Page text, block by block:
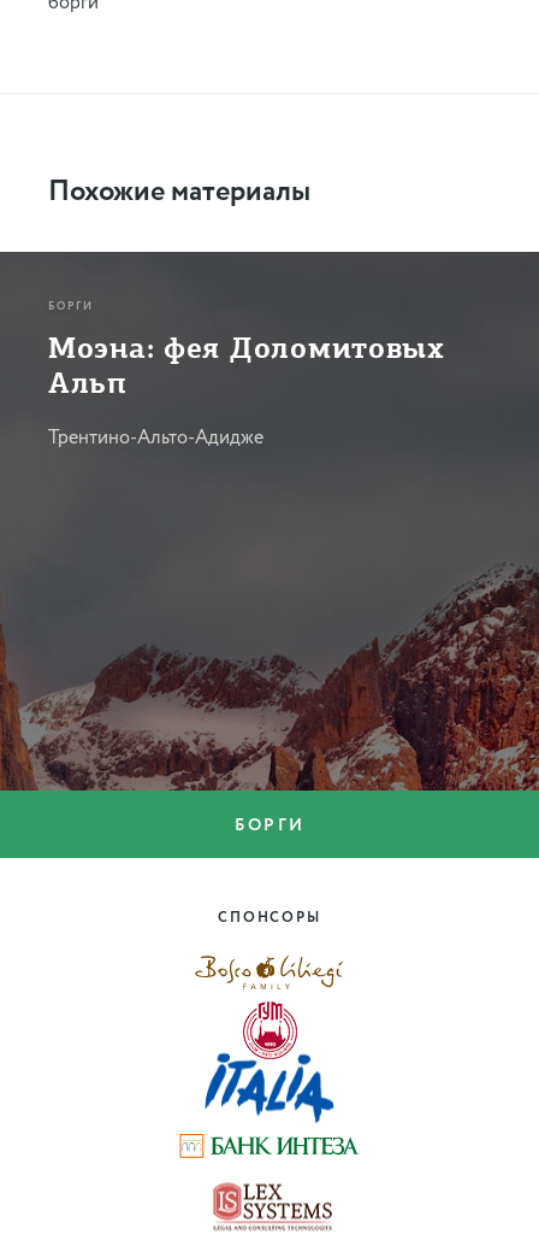
Похожие материалы
БОРГИ
Моэна: фея Доломитовых
Альп
Трентино-Альто-Адидже
альпинистов
БОРГИ
СПОНСОРЫ